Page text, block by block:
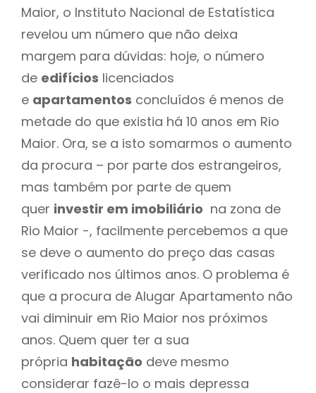
Maior, o Instituto Nacional de Estatística
revelou um número que não deixa
margem para dúvidas: hoje, o número
de edifícios licenciados
e apartamentos concluídos é menos de
metade do que existia há 10 anos em Rio
Maior. Ora, se a isto somarmos o aumento
da procura – por parte dos estrangeiros,
mas também por parte de quem
quer investir em imobiliário na zona de
Rio Maior -, facilmente percebemos a que
se deve o aumento do preço das casas
verificado nos últimos anos. O problema é
que a procura de Alugar Apartamento não
vai diminuir em Rio Maior nos próximos
anos. Quem quer ter a sua
própria habitação deve mesmo
considerar fazê-lo o mais depressa